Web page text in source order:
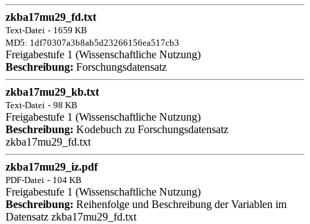
zkba17mu29_fd.txt
Text-Datei - 1659 KB
MD5: 1df70307a3b8ab5d23266156ea517cb3
Freigabestufe 1 (Wissenschaftliche Nutzung)
Beschreibung: Forschungsdatensatz
zkba17mu29_kb.txt
Text-Datei - 98 KB
Freigabestufe 1 (Wissenschaftliche Nutzung)
Beschreibung: Kodebuch zu Forschungsdatensatz
zkba17mu29_fd.txt
zkba17mu29_iz.pdf
PDF-Datei - 104 KB
Freigabestufe 1 (Wissenschaftliche Nutzung)
Beschreibung: Reihenfolge und Beschreibung der Variablen im
Datensatz zkba17mu29_fd.txt